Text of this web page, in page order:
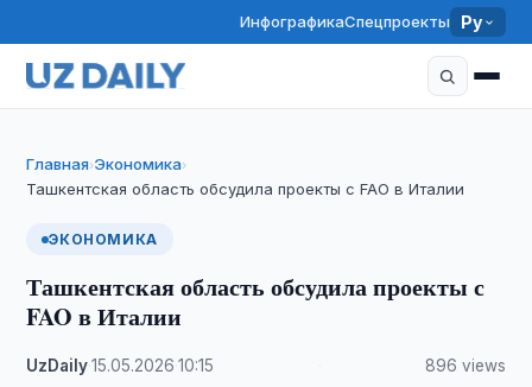
ИнфографикаСпецпроекты Ру
Главная›Экономика›
Ташкентская область обсудила проекты с FAO в Италии
ЭКОНОМИКА
Ташкентская область обсудила проекты с
FAO в Италии
UzDaily·15.05.2026 ·10:15 896 views